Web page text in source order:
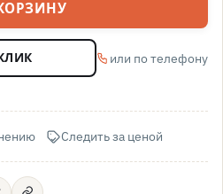
или по телефону
Следить за ценой